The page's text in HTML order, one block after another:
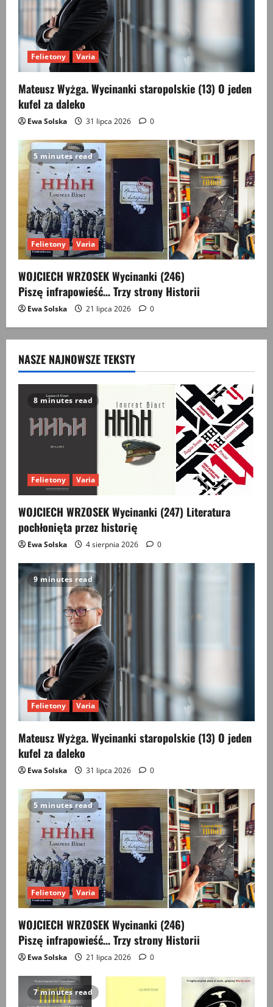
Felietony Varia
Mateusz Wyżga. Wycinanki staropolskie (13) O jeden
kufel za daleko
Ewa Solska 31 lipca 2026 0
5 minutes read
Felietony Varia
WOJCIECH WRZOSEK Wycinanki (246)
Piszę infrapowieść… Trzy strony Historii
Ewa Solska 21 lipca 2026 0
NASZE NAJNOWSZE TEKSTY
8 minutes read
Felietony Varia
WOJCIECH WRZOSEK Wycinanki (247) Literatura
pochłonięta przez historię
Ewa Solska 4 sierpnia 2026 0
9 minutes read
Felietony Varia
Mateusz Wyżga. Wycinanki staropolskie (13) O jeden
kufel za daleko
Ewa Solska 31 lipca 2026 0
5 minutes read
Felietony Varia
WOJCIECH WRZOSEK Wycinanki (246)
Piszę infrapowieść… Trzy strony Historii
Ewa Solska 21 lipca 2026 0
7 minutes read